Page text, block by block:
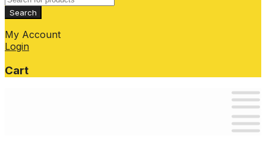
search
Search
My Account
Login
Cart